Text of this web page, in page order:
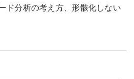
ド分析の考え方、形骸化しない